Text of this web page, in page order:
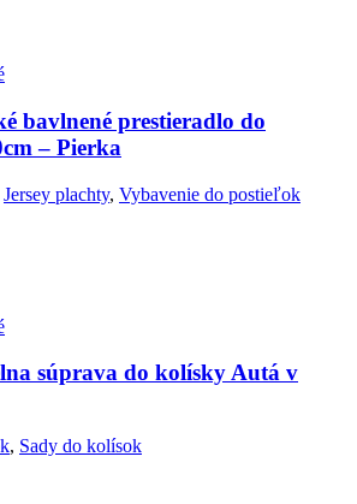
bavlnené prestieradlo do
– Pierka
Jersey plachty, Vybavenie do postieľok
súprava do kolísky Autá v
, Sady do kolísok